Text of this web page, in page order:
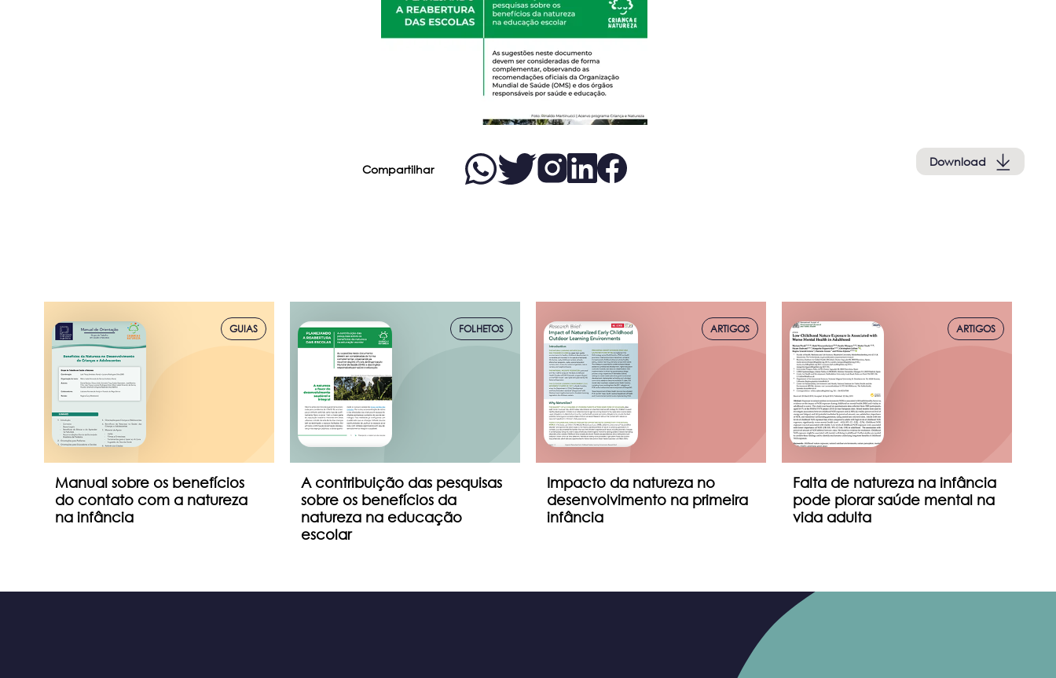
Compartilhar
Download
GUIAS
Manual sobre os benefícios
do contato com a natureza
na infância
FOLHETOS
A contribuição das pesquisas
sobre os benefícios da
natureza na educação
escolar
ARTIGOS
Impacto da natureza no
desenvolvimento na primeira
infância
ARTIGOS
Falta de natureza na infância
pode piorar saúde mental na
vida adulta